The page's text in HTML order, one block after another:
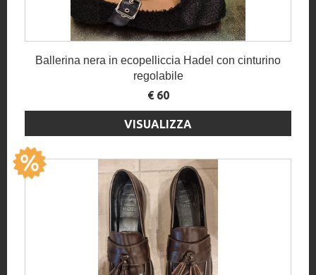
Ballerina nera in ecopelliccia Hadel con cinturino
regolabile
€ 60
VISUALIZZA